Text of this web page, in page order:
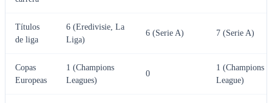
Títulos
de liga
6 (Eredivisie, La
Liga)
6 (Serie A) 7 (Serie A)
Copas
Europeas
1 (Champions
Leagues)
0
1 (Champions
League)